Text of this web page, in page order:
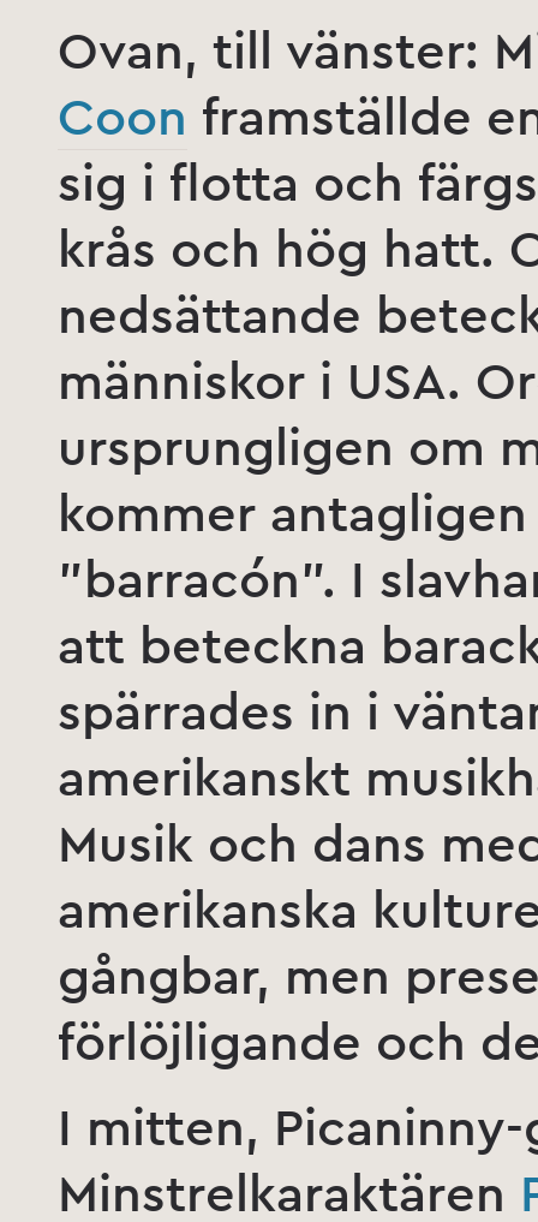
Ovan, till vänster:
Coon framställde
sig i flotta och
krås och hög hatt.
nedsättande
människor i USA.
ursprungligen om
kommer
”barracón”. I
att beteckna
spärrades in i
amerikanskt
Musik och dans
amerikanska
gångbar, men
förlöjligande och
I mitten,
Minstrelkaraktären